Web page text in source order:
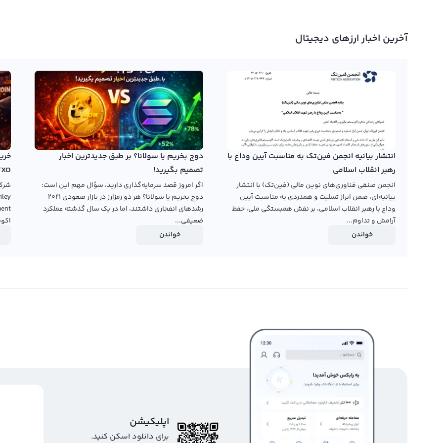
آخرین اخبار ارزهای دیجیتال
انتشار بیانیه انجمن فین‌تک به مناسبت آیین وداع با
رهبر انقلاب اسلامی
انجمن صنفی فناوری‌های نوین مالی (فین‌تک) با انتشار
بیانیه‌ای، ضمن ابراز تسلیت و همدردی به مناسبت آیین
وداع با رهبر انقلاب اسلامی، بر نقش همبستگی ملی، حفظ
آرامش و تداوم...
خواندن
دوج بخریم یا سولانا؟ بر طبق جدیدترین اخبار
تصمیم بگیرید!
اگر امروز قصد سرمایه‌گذاری دارید، سؤال مهم این است:
دوج بخریم یا سولانا؟ هر دو رمزارز در بازار صعودی ۲۰۲۱
رشدهای انفجاری داشتند، اما در یک سال گذشته عملکرد
ضعیفی...
خواندن
اپلیکیشن
برای دانلود اسکن کنید.